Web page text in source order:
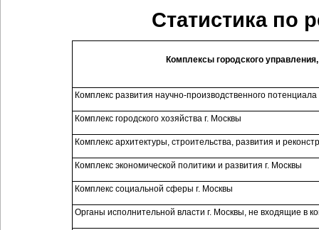
Статистика по
Комплексы городского
Комплекс развития научно-производственного потенциала
Комплекс городского хозяйства г. Москвы
Комплекс архитектуры, строительства, развития и
Комплекс экономической политики и развития г. Москвы
Комплекс социальной сферы г. Москвы
Органы исполнительной власти г. Москвы, не входящие в